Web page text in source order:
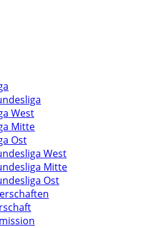
West
Mitte
Ost
West
Mitte
Ost